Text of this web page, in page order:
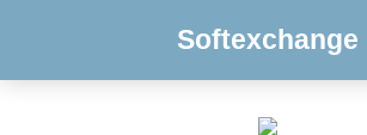
Softexchange